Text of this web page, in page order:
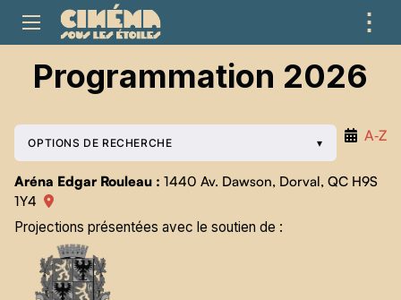
⋮
Programmation 2026
A‑Z
OPTIONS DE RECHERCHE
Aréna Edgar Rouleau : 1440 Av. Dawson, Dorval, QC H9S
1Y4
Projections présentées avec le soutien de :